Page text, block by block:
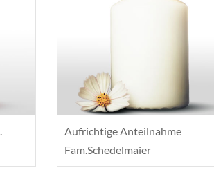
Aufrichtige Anteilnahme
Fam.Schedelmaier